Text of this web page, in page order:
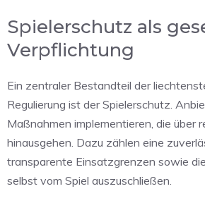
Spielerschutz als
Verpflichtung
Ein zentraler Bestandteil der
Regulierung ist der Spielerschutz.
Maßnahmen implementieren, die über
hinausgehen. Dazu zählen eine
transparente Einsatzgrenzen sowie
selbst vom Spiel auszuschließen.